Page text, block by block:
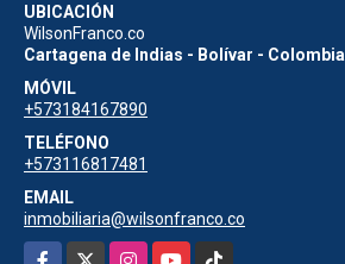
UBICACIÓN
WilsonFranco.co
Cartagena de Indias - Bolívar - Colombia
MÓVIL
+573184167890
TELÉFONO
+573116817481
EMAIL
inmobiliaria@wilsonfranco.co
Facebook
InstagramYouTubeTikTok